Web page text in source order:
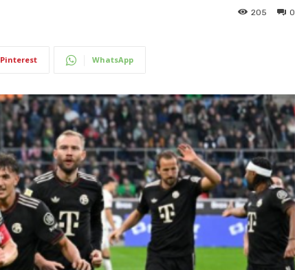
0
205
Pinterest WhatsApp